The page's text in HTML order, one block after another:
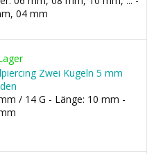
04 mm
Zwei Kugeln 5 mm
/ 14 G - Länge: 10 mm -